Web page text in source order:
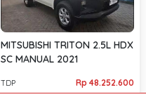
MITSUBISHI TRITON 2.5L HDX
SC MANUAL 2021
TDP Rp 48.252.600
Rp 6.670.600